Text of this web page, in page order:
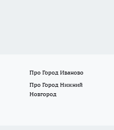
Про Город Иваново
Про Город Нижний
Новгород